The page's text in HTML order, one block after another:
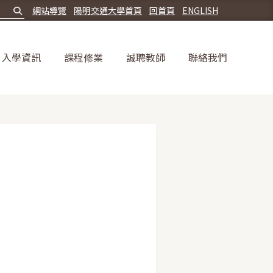
ENGLISH
回首頁
陽明交通大學首頁
網站導覽
入學資訊 課程修業 誠聘教師 聯絡我們